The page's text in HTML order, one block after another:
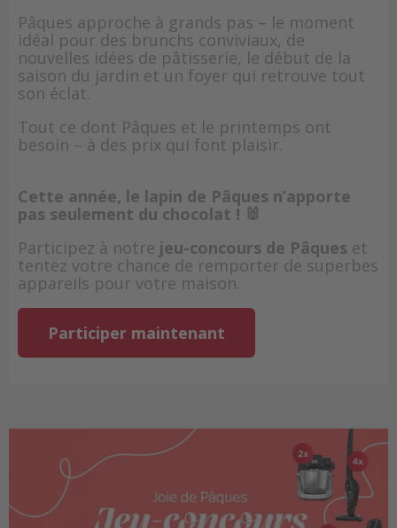
Pâques approche à grands pas – le moment
idéal pour des brunchs conviviaux, de
nouvelles idées de pâtisserie, le début de la
saison du jardin et un foyer qui retrouve tout
son éclat.
Tout ce dont Pâques et le printemps ont
besoin – à des prix qui font plaisir.
Cette année, le lapin de Pâques n’apporte
pas seulement du chocolat ! 🐰
Participez à notre jeu-concours de Pâques et
tentez votre chance de remporter de superbes
appareils pour votre maison.
Participer maintenant